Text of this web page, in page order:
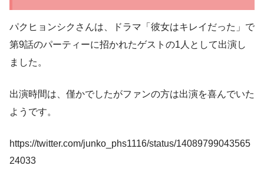
パクヒョンシクさんは、ドラマ「彼女はキレイだった」で
第9話のパーティーに招かれたゲストの1人として出演し
ました。
出演時間は、僅かでしたがファンの方は出演を喜んでいた
ようです。
https://twitter.com/junko_phs1116/status/14089799043565
24033